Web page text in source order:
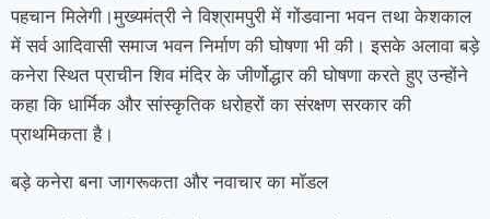
पहचान मिलेगी।मुख्यमंत्री ने विश्रामपुरी में गोंडवाना भवन तथा केशकाल
में सर्व आदिवासी समाज भवन निर्माण की घोषणा भी की। इसके अलावा बड़े
कनेरा स्थित प्राचीन शिव मंदिर के जीर्णोद्धार की घोषणा करते हुए उन्होंने
कहा कि धार्मिक और सांस्कृतिक धरोहरों का संरक्षण सरकार की
प्राथमिकता है।
बड़े कनेरा बना जागरूकता और नवाचार का मॉडल